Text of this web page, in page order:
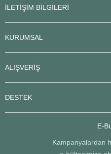
İLETİŞİM BİLGİLERİ
KURUMSAL
ALIŞVERİŞ
DESTEK
E-
Kampanyalardan